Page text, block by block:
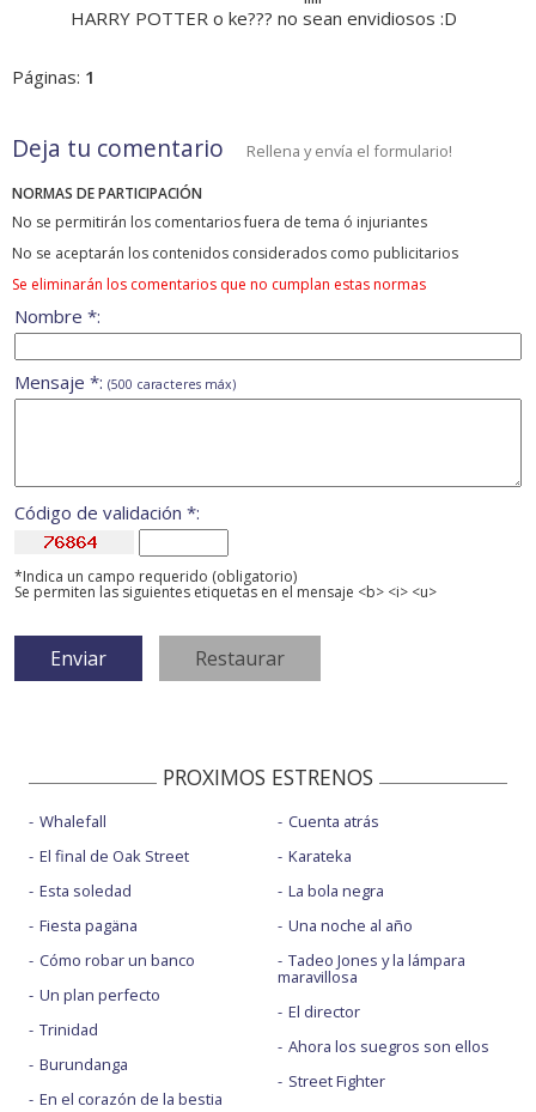
HARRY POTTER o ke??? no sean envidiosos :D
Páginas: 1
Deja tu comentario Rellena y envía el formulario!
NORMAS DE PARTICIPACIÓN
No se permitirán los comentarios fuera de tema ó injuriantes
No se aceptarán los contenidos considerados como publicitarios
Se eliminarán los comentarios que no cumplan estas normas
Nombre *:
Mensaje *: (500 caracteres máx)
Código de validación *:
*Indica un campo requerido (obligatorio)
Se permiten las siguientes etiquetas en el mensaje <b> <i> <u>
PROXIMOS ESTRENOS
Whalefall
El final de Oak Street
Esta soledad
Fiesta pagäna
Cómo robar un banco
Un plan perfecto
Trinidad
Burundanga
En el corazón de la bestia
Cuenta atrás
Karateka
La bola negra
Una noche al año
Tadeo Jones y la lámpara
maravillosa
El director
Ahora los suegros son ellos
Street Fighter